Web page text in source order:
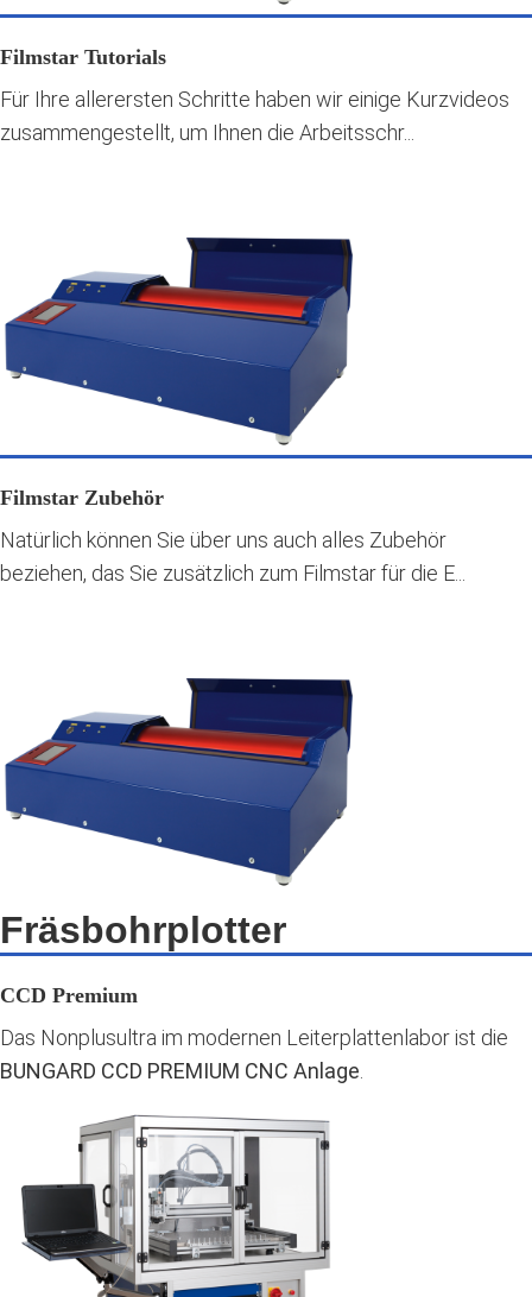
Filmstar Tutorials
Für Ihre allerersten Schritte haben wir einige Kurzvideos
zusammengestellt, um Ihnen die Arbeitsschr...
Filmstar Zubehör
Natürlich können Sie über uns auch alles Zubehör
beziehen, das Sie zusätzlich zum Filmstar für die E...
Fräsbohrplotter
CCD Premium
Das Nonplusultra im modernen Leiterplattenlabor ist die
BUNGARD CCD PREMIUM CNC Anlage